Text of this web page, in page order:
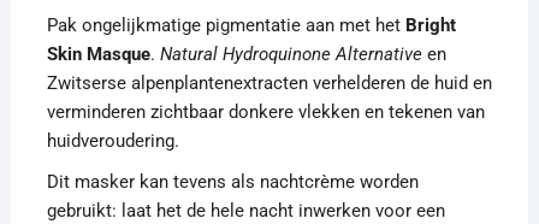
Pak ongelijkmatige pigmentatie aan met het Bright
Skin Masque. Natural Hydroquinone Alternativeen
Zwitserse alpenplantenextracten verhelderen de huid en
verminderen zichtbaar donkere vlekken en tekenen van
huidveroudering.
Dit masker kan tevens als nachtcrème worden
gebruikt: laat het de hele nacht inwerken voor een